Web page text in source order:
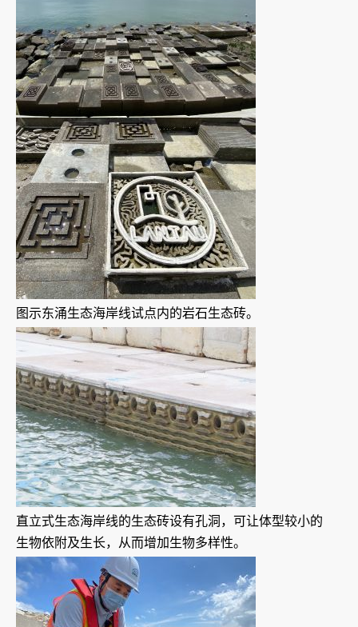
图示东涌生态海岸线试点内的岩石生态砖。
直立式生态海岸线的生态砖设有孔洞，可让体型较小的
生物依附及生长，从而增加生物多样性。